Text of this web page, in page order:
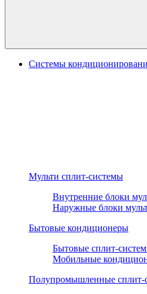
Системы
Мульти сплит-системы
Внутренние блоки
Наружные блоки
Бытовые кондиционеры
Бытовые сплит-
Мобильные
Полупромышленные сплит-